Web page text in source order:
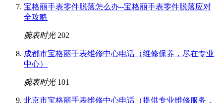
宝格丽手表零件脱落怎么办--宝格丽手表零件脱落应对
全攻略
腕表时光 202
成都市宝格丽手表维修中心电话（维修保养，尽在专业
中心）
腕表时光 101
北京市宝格丽手表维修中心电话（提供专业维修服务，